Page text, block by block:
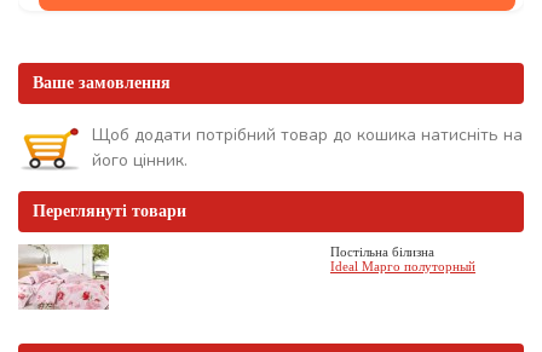
Ваше замовлення
Щоб додати потрібний товар до кошика натисніть на
його цінник.
Переглянуті товари
Постільна білизна
Ideal Марго полуторный